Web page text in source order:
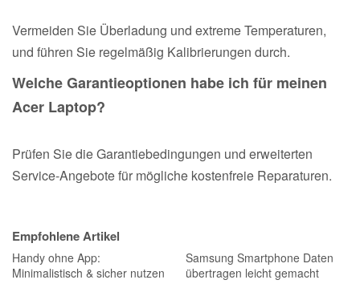
Vermeiden Sie Überladung und extreme Temperaturen,
und führen Sie regelmäßig Kalibrierungen durch.
Welche Garantieoptionen habe ich für meinen
Acer Laptop?
Prüfen Sie die Garantiebedingungen und erweiterten
Service-Angebote für mögliche kostenfreie Reparaturen.
Empfohlene Artikel
Handy ohne App:
Minimalistisch & sicher nutzen
Samsung Smartphone Daten
übertragen leicht gemacht